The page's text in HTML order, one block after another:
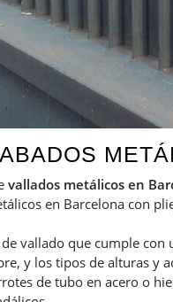
vallados metálicos en
en Barcelona con
vallado que cumple
y los tipos de alturas y
de tubo en acero o